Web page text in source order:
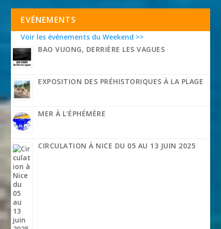
EVÉNEMENTS
Voir les événements du Weekend >>
BAO VUONG, DERRIÈRE LES VAGUES
EXPOSITION DES PRÉHISTORIQUES À LA PLAGE
MER À L’ÉPHÉMÈRE
CIRCULATION À NICE DU 05 AU 13 JUIN 2025